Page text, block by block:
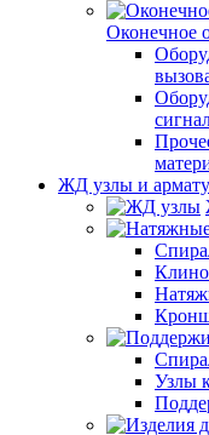
Оконечное
ЖД узлы и
Узлы